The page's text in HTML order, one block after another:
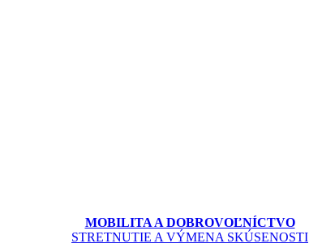
MOBILITA A DOBROVOĽNÍCTVO
STRETNUTIE A VÝMENA SKÚSENOSTI